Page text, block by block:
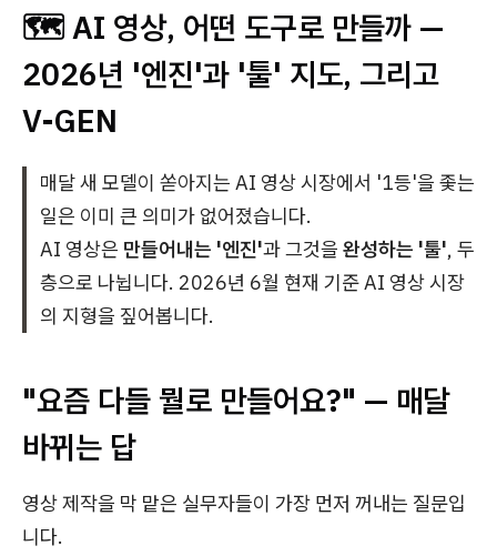
🗺️ AI 영상, 어떤 도구로 만들까 —
2026년 '엔진'과 '툴' 지도, 그리고
V-GEN
매달 새 모델이 쏟아지는 AI 영상 시장에서 '1등'을 좇는
일은 이미 큰 의미가 없어졌습니다.
AI 영상은 만들어내는 '엔진'과 그것을 완성하는 '툴', 두
층으로 나뉩니다. 2026년 6월 현재 기준 AI 영상 시장
의 지형을 짚어봅니다.
"요즘 다들 뭘로 만들어요?" — 매달
바뀌는 답
영상 제작을 막 맡은 실무자들이 가장 먼저 꺼내는 질문입
니다.